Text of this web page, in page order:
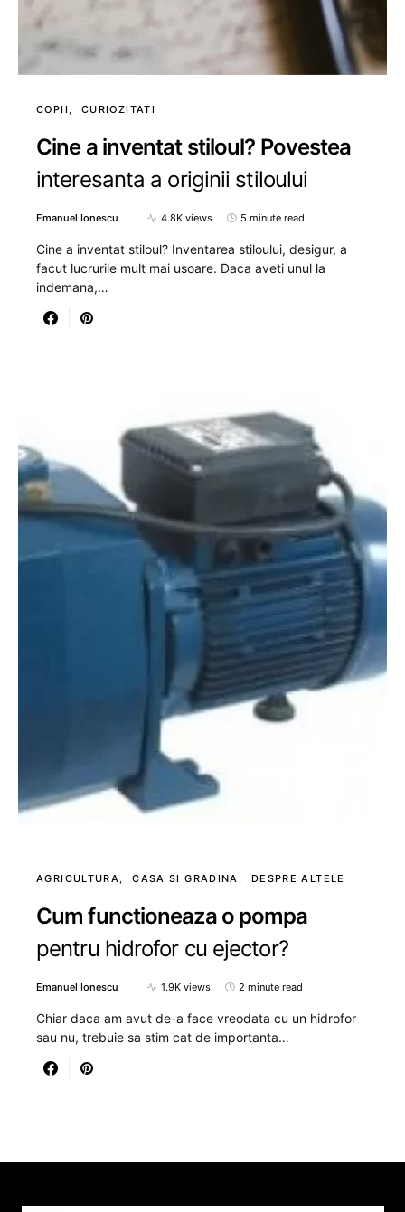
COPII CURIOZITATI
Cine a inventat stiloul? Povestea
interesanta a originii stiloului
Emanuel Ionescu 4.8K views 5 minute read
Cine a inventat stiloul? Inventarea stiloului, desigur, a
facut lucrurile mult mai usoare. Daca aveti unul la
indemana,…
AGRICULTURA CASA SI GRADINA DESPRE ALTELE
Cum functioneaza o pompa
pentru hidrofor cu ejector?
Emanuel Ionescu 1.9K views 2 minute read
Chiar daca am avut de-a face vreodata cu un hidrofor
sau nu, trebuie sa stim cat de importanta…